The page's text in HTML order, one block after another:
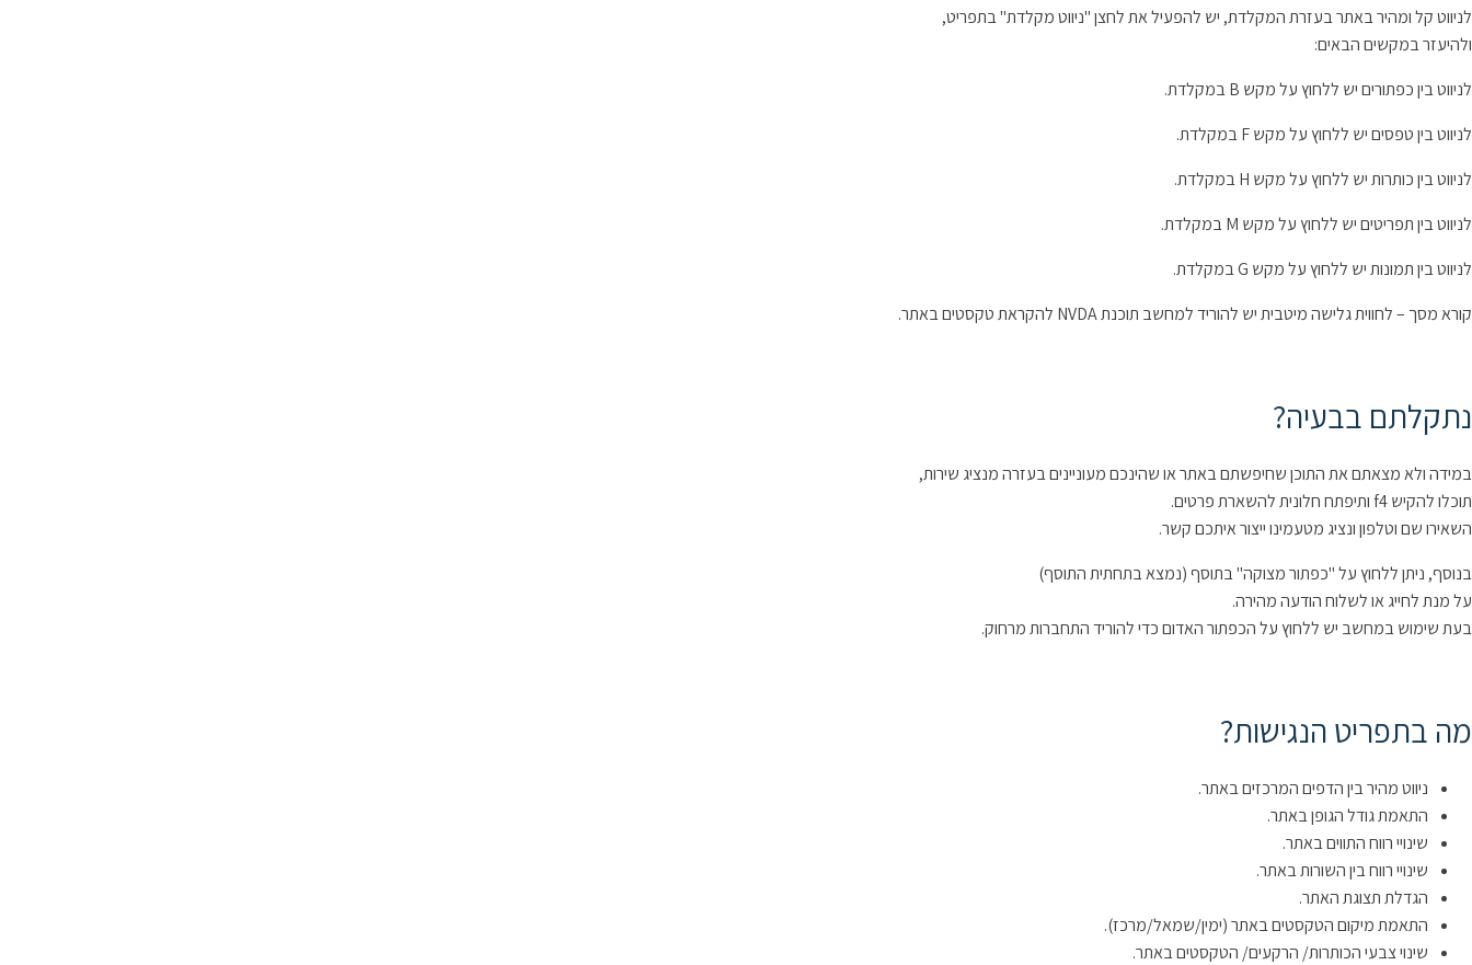
לניווט קל ומהיר באתר בעזרת המקלדת, יש להפעיל את לחצן "ניווט מקלדת" בתפריט,
ולהיעזר במקשים הבאים:
לניווט בין כפתורים יש ללחוץ על מקש B במקלדת.
לניווט בין טפסים יש ללחוץ על מקש F במקלדת.
לניווט בין כותרות יש ללחוץ על מקש H במקלדת.
לניווט בין תפריטים יש ללחוץ על מקש M במקלדת.
לניווט בין תמונות יש ללחוץ על מקש G במקלדת.
קורא מסך – לחווית גלישה מיטבית יש להוריד למחשב תוכנת NVDA להקראת טקסטים באתר.
נתקלתם בבעיה?
במידה ולא מצאתם את התוכן שחיפשתם באתר או שהינכם מעוניינים בעזרה מנציג שירות,
תוכלו להקיש f4 ותיפתח חלונית להשארת פרטים.
השאירו שם וטלפון ונציג מטעמינו ייצור איתכם קשר.
בנוסף, ניתן ללחוץ על "כפתור מצוקה" בתוסף (נמצא בתחתית התוסף)
על מנת לחייג או לשלוח הודעה מהירה.
בעת שימוש במחשב יש ללחוץ על הכפתור האדום כדי להוריד התחברות מרחוק.
מה בתפריט הנגישות?
ניווט מהיר בין הדפים המרכזים באתר.
התאמת גודל הגופן באתר.
שינויי רווח התווים באתר.
שינויי רווח בין השורות באתר.
הגדלת תצוגת האתר.
התאמת מיקום הטקסטים באתר (ימין/שמאל/מרכז).
שינוי צבעי הכותרות/ הרקעים/ הטקסטים באתר.